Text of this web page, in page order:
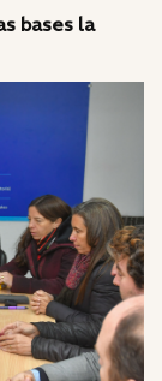
bases la